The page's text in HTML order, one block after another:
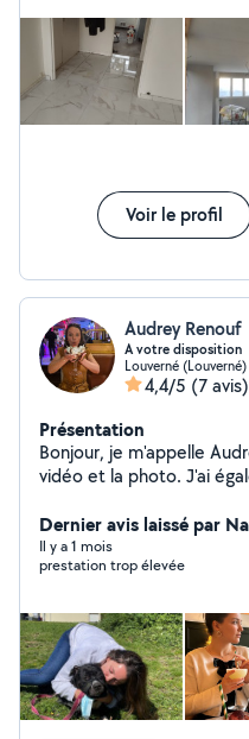
Voir le profil
Audrey Renouf
A votre disposition
Louverné (Louverné)
4,4/5 (7 avis)
Présentation
Bonjour, je m'appelle
vidéo et la photo. J'ai également un point faible pour
Je serais ravie de
votre absence Je vous propose également mes
services en tant que
photos etc) N'hésitez pas à me contacter pour
immortaliser de jolis
Dernier avis laissé par
Il y a 1 mois
prestation trop élevée